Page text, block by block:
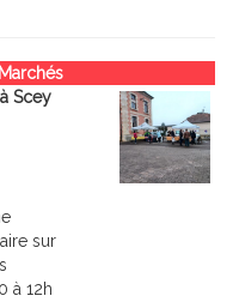
Scey
sur
à 12h